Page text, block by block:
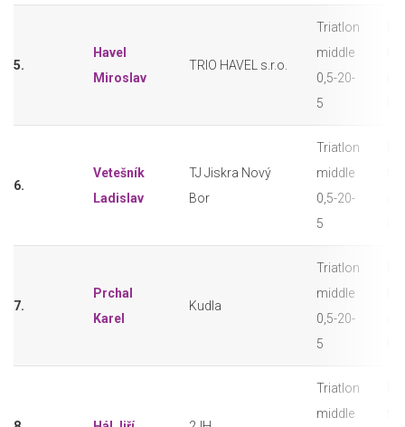
5.
Havel
Miroslav
TRIO HAVEL s.r.o.
Triatlon
middle
0,5-20-
5
6.
Vetešník
Ladislav
TJ Jiskra Nový
Bor
Triatlon
middle
0,5-20-
5
7.
Prchal
Karel
Kudla
Triatlon
middle
0,5-20-
5
Triatlon
middle